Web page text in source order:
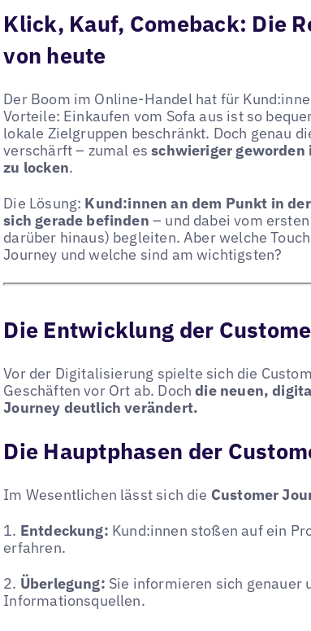
Klick, Kauf, Comeback: Die
von heute
Der Boom im Online-Handel hat für
Vorteile: Einkaufen vom Sofa aus ist so
lokale Zielgruppen beschränkt. Doch genau
verschärft – zumal esschwieriger geworden
zu locken.
Die Lösung: Kund:innen an dem Punkt in
sich gerade befinden – und dabei vom
darüber hinaus) begleiten. Aber welche
Journey und welche sind am wichtigsten?
Die Entwicklung der
Vor der Digitalisierung spielte sich die
Geschäften vor Ort ab. Dochdie neuen,
Journey deutlich verändert.
Die Hauptphasen der
Im Wesentlichen lässt sich die Customer
1. Entdeckung: Kund:innen stoßen auf ein
erfahren.
2. Überlegung: Sie informieren sich genauer
Informationsquellen.